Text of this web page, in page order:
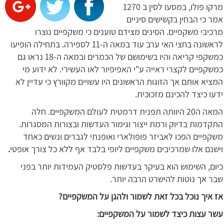
מרקו פולו, במסעו לסין ב 1270
אמר כי הבחין בקשישים סיניים
מרכיבי משקפיים. הסינים מצידם טוענים כי משקפיים נוצרו
לראשונה בחצי האי ערב עוד במאה ה-11 לספירה. בתחילה הופיעו
כמשקפי קריאה והיו בשימושם של הכמרים ובמאה ה-18 נראו גם
כמשקפיים לקצרי ראייה ע"י האפיפיור לאו העשירי. לא ידוע מי
המציא אותם אך הזוגות הראשונים היו עשויים מקוורץ כי עדיין לא
ידעו כיצד להכינם מזכוכית.
המאה ה20 היוותה תפנית דרמטית לעולם המשקפיים. חלה
התקדמות בדיוק ורמת ייצור וגימור העדשות ובצורות המסגרות.
משקפיים הפכו לאביזר פופולארי ואופנתי לגברים ונשים כאחד
וישנם אלו שמרכיבים משקפיים ליופי בלבד אף ללא כל צורך אופטי.
כיום, השימוש הוא בעיקר בעדשות פלסטיק העמידות יותר בפני
שבר אך נוטות להישרט הרבה יותר.
אז איך נוכל בכל זאת לשמור ולהגן על המשקפיים?
עשר עצות כיצד לשמור על המשקפיים: